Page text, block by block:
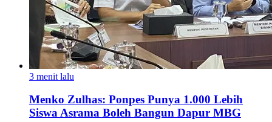
3 menit lalu
Menko Zulhas: Ponpes Punya 1.000 Lebih
Siswa Asrama Boleh Bangun Dapur MBG